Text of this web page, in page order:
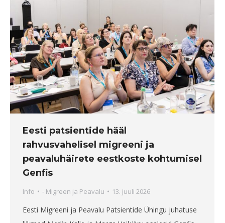
Eesti patsientide hääl
rahvusvahelisel migreeni ja
peavaluhäirete eestkoste kohtumisel
Genfis
Info - Migreen ja Peavalu 13. juuli 2026
Eesti Migreeni ja Peavalu Patsientide Ühingu juhatuse